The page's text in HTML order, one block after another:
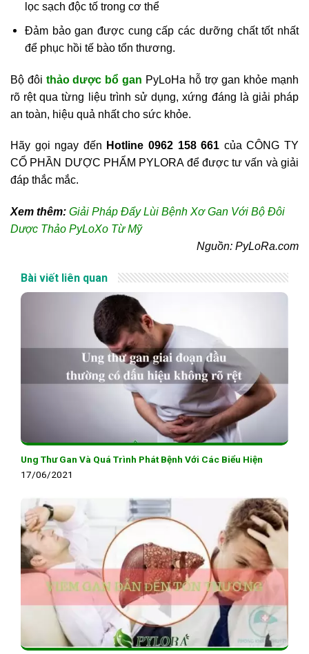
lọc sạch độc tố trong cơ thể
Đảm bảo gan được cung cấp các dưỡng chất tốt nhất
để phục hồi tế bào tổn thương.
Bộ đôi thảo dược bổ gan PyLoHa hỗ trợ gan khỏe mạnh
rõ rệt qua từng liệu trình sử dụng, xứng đáng là giải pháp
an toàn, hiệu quả nhất cho sức khỏe.
Hãy gọi ngay đến Hotline 0962 158 661 của CÔNG TY
CỔ PHẦN DƯỢC PHẨM PYLORA để được tư vấn và giải
đáp thắc mắc.
Xem thêm: Giải Pháp Đẩy Lùi Bệnh Xơ Gan Với Bộ Đôi
Dược Thảo PyLoXo Từ Mỹ
Nguồn: PyLoRa.com
Bài viết liên quan
Ung Thư Gan Và Quá Trình Phát Bệnh Với Các Biểu Hiện
17/06/2021